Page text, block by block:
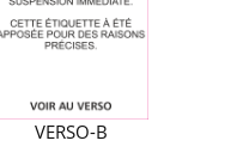
VERSO-B